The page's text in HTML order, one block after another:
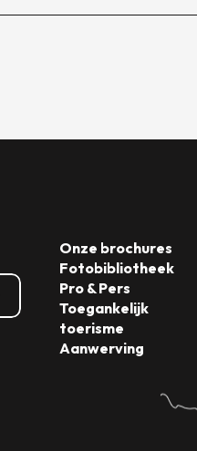
Onze brochures
Fotobibliotheek
Pro & Pers
Toegankelijk
toerisme
Aanwerving